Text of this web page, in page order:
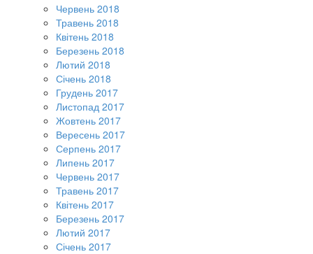
Червень 2018
Травень 2018
Квітень 2018
Березень 2018
Лютий 2018
Січень 2018
Грудень 2017
Листопад 2017
Жовтень 2017
Вересень 2017
Серпень 2017
Липень 2017
Червень 2017
Травень 2017
Квітень 2017
Березень 2017
Лютий 2017
Січень 2017